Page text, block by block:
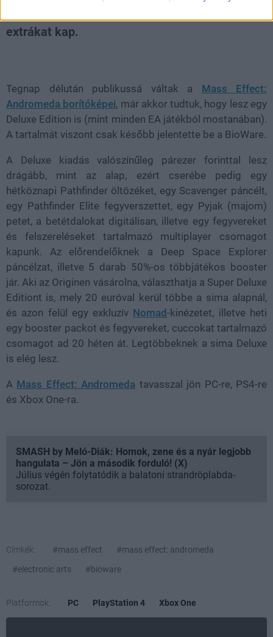
extrákat kap.
Tegnap délután publikussá váltak a Mass Effect:
Andromeda borítóképei, már akkor tudtuk, hogy lesz egy
Deluxe Edition is (mint minden EA játékból mostanában).
A tartalmát viszont csak később jelentette be a BioWare.
A Deluxe kiadás valószínűleg párezer forinttal lesz
drágább, mint az alap, ezért cserébe pedig egy
hétköznapi Pathfinder öltözéket, egy Scavenger páncélt,
egy Pathfinder Elite fegyverszettet, egy Pyjak (majom)
petet, a betétdalokat digitálisan, illetve egy fegyvereket
és felszereléseket tartalmazó multiplayer csomagot
kapunk. Az előrendelőknek a Deep Space Explorer
páncélzat, illetve 5 darab 50%-os többjátékos booster
jár. Aki az Originen vásárolna, választhatja a Super Deluxe
Editiont is, mely 20 euróval kerül többe a sima alapnál,
és azon felül egy exkluzív Nomad-kinézetet, illetve heti
egy booster packot és fegyvereket, cuccokat tartalmazó
csomagot ad 20 héten át. Legtöbbeknek a sima Deluxe
is elég lesz.
A Mass Effect: Andromeda tavasszal jön PC-re, PS4-re
és Xbox One-ra.
SMASH by Meló-Diák: Homok, zene és a nyár legjobb
hangulata – Jön a második forduló! (X)
Július végén folytatódik a balatoni strandröplabda-
sorozat.
Címkék: #mass effect
#mass effect: andromeda
#electronic arts
#bioware
Platformok: PC PlayStation 4 Xbox One